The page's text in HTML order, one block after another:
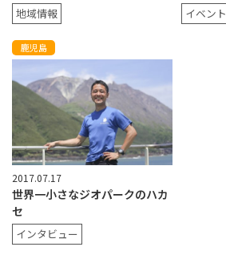
地域情報 イベント
鹿児島
2017.07.17
世界一小さなジオパークのハカ
セ
インタビュー